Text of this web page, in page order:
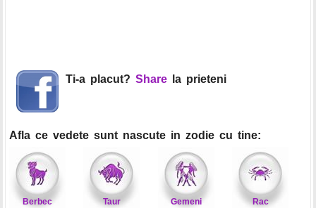
Ti-a placut? Share la prieteni
Afla ce vedete sunt nascute in zodie cu tine:
Berbec Taur Gemeni Rac